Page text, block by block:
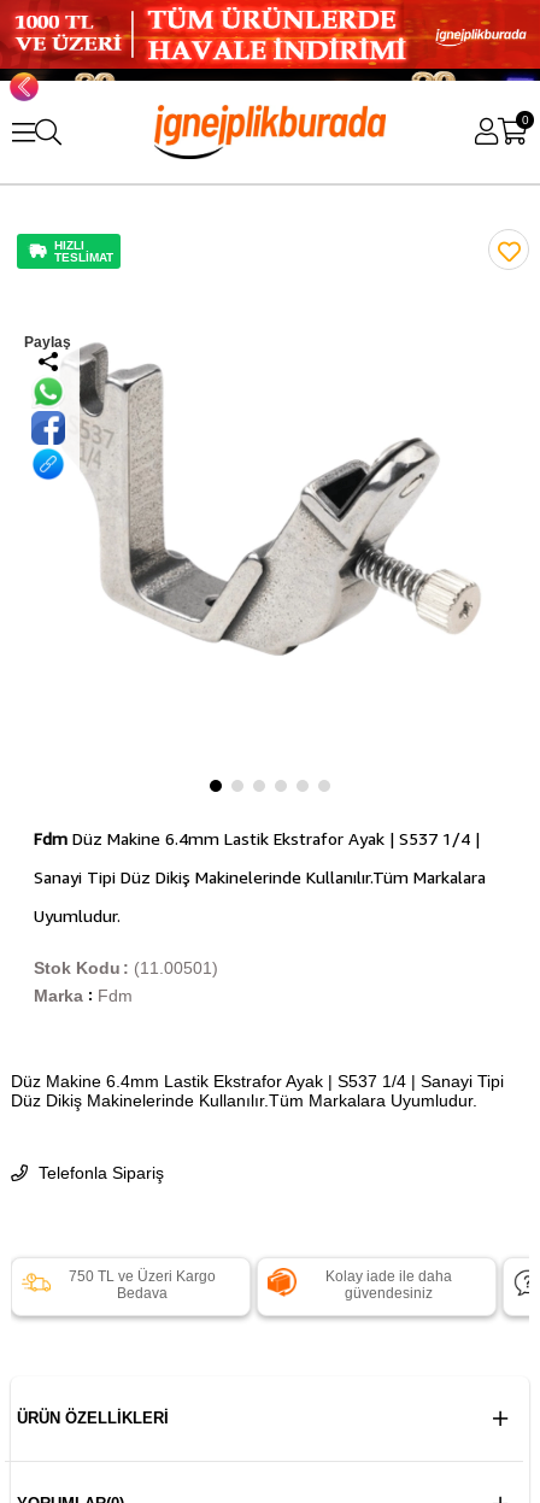
0
HIZLI
TESLİMAT
Paylaş
FdmDüz Makine 6.4mm Lastik Ekstrafor Ayak | S537 1/4 |
Sanayi Tipi Düz Dikiş Makinelerinde Kullanılır.Tüm Markalara
Uyumludur.
(11.00501)
Stok Kodu
Marka : Fdm
Düz Makine 6.4mm Lastik Ekstrafor Ayak | S537 1/4 | Sanayi Tipi
Düz Dikiş Makinelerinde Kullanılır.Tüm Markalara Uyumludur.
Telefonla Sipariş
750 TL ve Üzeri Kargo
Bedava
Kolay iade ile daha
güvendesiniz
ÜRÜN ÖZELLIKLERI